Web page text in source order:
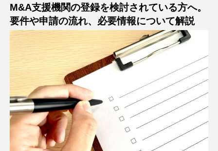
M&A支援機関の登録を検討されている方へ。
要件や申請の流れ、必要情報について解説